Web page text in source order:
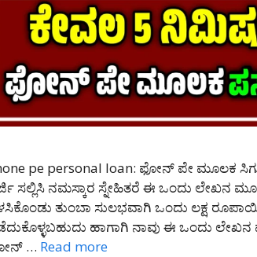
pe personal loan: ಫೋನ್ ಪೇ ಮೂಲಕ
ಸಲ್ಲಿಸಿ ನಮಸ್ಕಾರ ಸ್ನೇಹಿತರೆ ಈ ಒಂದು ಲೇಖನ
ತುಂಬಾ ಸುಲಭವಾಗಿ ಒಂದು ಲಕ್ಷ
ಹಾಗಾಗಿ ನಾವು ಈ ಒಂದು
… Read more